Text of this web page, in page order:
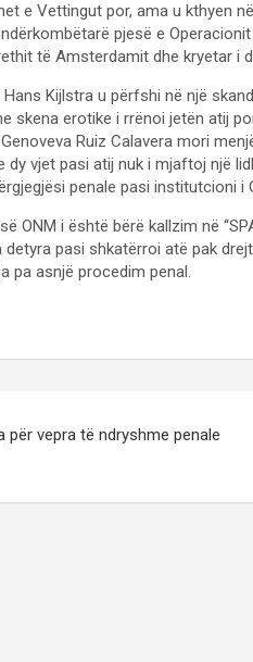
e Vettingut por, ama u kthyen
pjesë e
të Amsterdamit dhe kryetar i
Hans Kijlstra u përfshi në një
skena erotike i rrënoi jetën atij
Ruiz Calavera mori
dy vjet pasi atij nuk i mjaftoj një
penale pasi institutcioni
ONM i është bërë kallzim në
detyra pasi shkatërroi atë pak
pa asnjë procedim penal.
për vepra të ndryshme penale